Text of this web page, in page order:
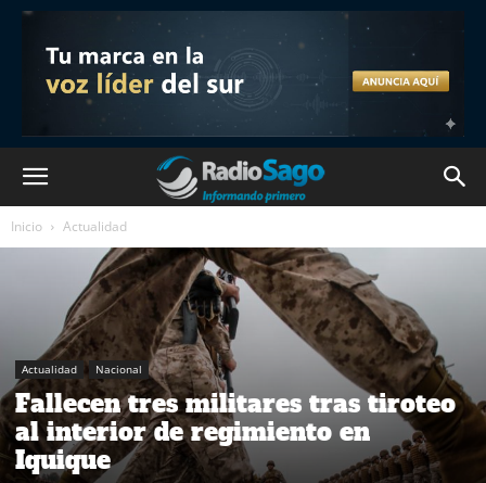
Inicio Actualidad
Actualidad Nacional
Fallecen tres militares tras tiroteo
al interior de regimiento en
Iquique